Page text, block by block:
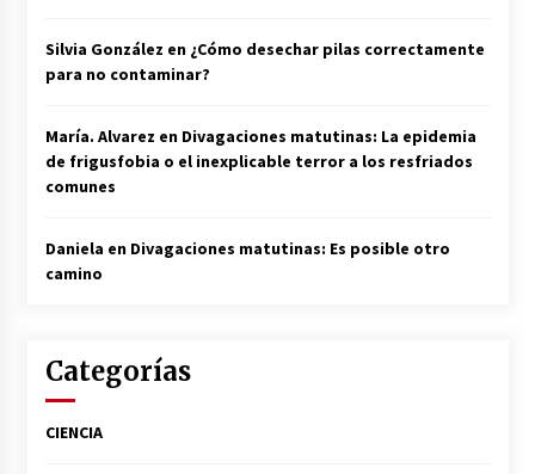
Silvia González en ¿Cómo desechar pilas correctamente
para no contaminar?
María. Alvarez en Divagaciones matutinas: La epidemia
de frigusfobia o el inexplicable terror a los resfriados
comunes
Daniela en Divagaciones matutinas: Es posible otro
camino
Categorías
CIENCIA